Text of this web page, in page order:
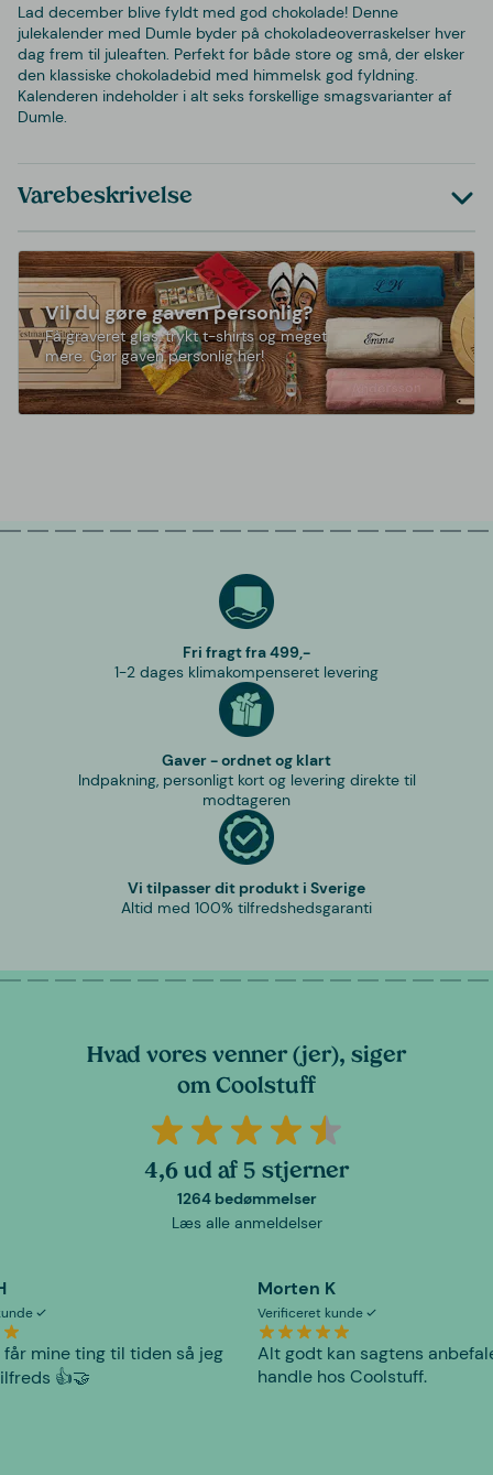
Lad december blive fyldt med god chokolade! Denne
julekalender med Dumle byder på chokoladeoverraskelser hver
dag frem til juleaften. Perfekt for både store og små, der elsker
den klassiske chokoladebid med himmelsk god fyldning.
Kalenderen indeholder i alt seks forskellige smagsvarianter af
Dumle.
Varebeskrivelse
Vil du gøre gaven personlig?
Få graveret glas, trykt t-shirts og meget
mere. Gør gaven personlig her!
Fri fragt fra 499,-
1-2 dages klimakompenseret levering
Gaver - ordnet og klart
Indpakning, personligt kort og levering direkte til
modtageren
Vi tilpasser dit produkt i Sverige
Altid med 100% tilfredshedsgaranti
Hvad vores venner (jer), siger
om Coolstuff
4,6 ud af 5 stjerner
1264 bedømmelser
Læs alle anmeldelser
får mine ting til tiden så jeg
👍🤝
Morten K
Verificeret kunde
Alt godt kan sagtens
handle hos Coolstuff.